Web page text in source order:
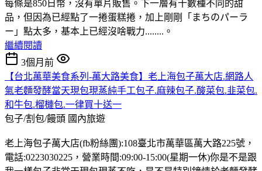
每條是850日幣，沒有單片販售。下一層有十數種不同的甜
品，但因為已經點了一捲蛋糕捲，加上剛剛「まちのパーラ
ー」點太多，基本上已經沒啥戰力........。
繼續閱讀
3個月前
【台北萬華美食系列-萬大路美食】老上海包子萬大店.網路人
氣老麵發酵當天現包現蒸純手工包子.麻辣包子.酸菜包.韭菜包.
和牛包.榴槤包.一律買十送一
包子/割包/饅頭 國內旅遊
老上海包子萬大店(fb粉絲團):108臺北市萬華區萬大路225號，
電話:0223030225，營業時間:09:00-15:00(星期一休)你是不是跟